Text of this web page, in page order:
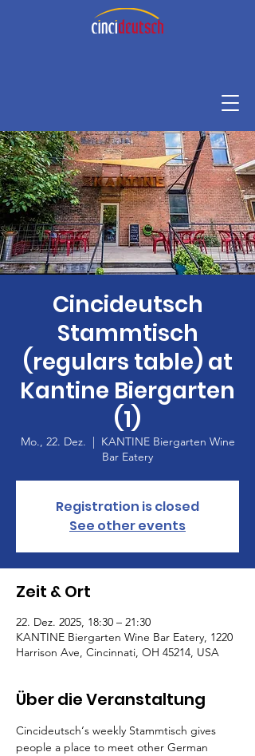
Cincideutsch
Stammtisch
(regulars table) at
Kantine Biergarten
(1)
Mo., 22. Dez.
  |
KANTINE Biergarten Wine
Bar Eatery
Registration is closed
See other events
Zeit & Ort
22. Dez. 2025, 18:30 – 21:30
KANTINE Biergarten Wine Bar Eatery, 1220
Harrison Ave, Cincinnati, OH 45214, USA
Über die Veranstaltung
Cincideutsch‘s weekly Stammtisch gives
people a place to meet other German